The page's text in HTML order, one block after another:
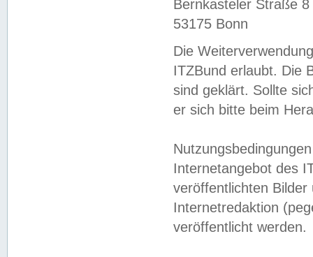
Bernkasteler Straße 8
53175 Bonn
Die
ITZBund erlaubt. Die
sind geklärt. Sollte
er sich bitte beim
Internetangebot des
veröffentlichten
Internetredaktion
veröffentlicht werden.